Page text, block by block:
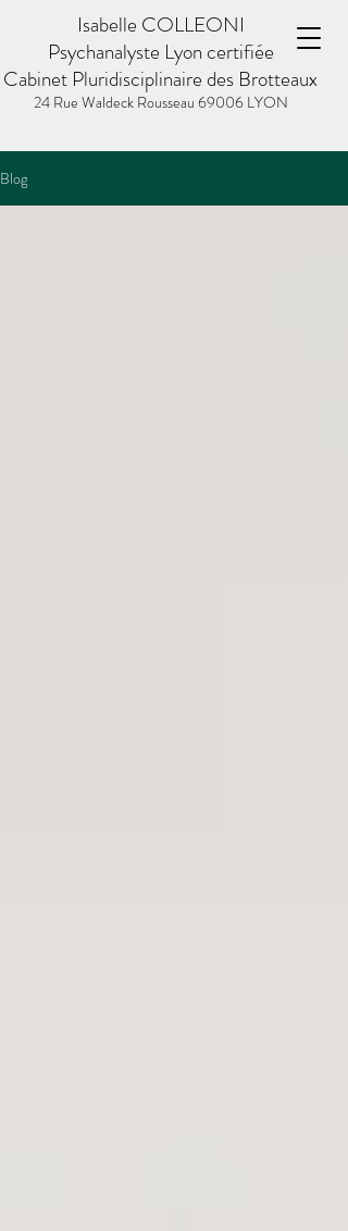
Isabelle COLLEONI
Psychanalyste Lyon certifiée
Cabinet Pluridisciplinaire des Brotteaux
24 Rue Waldeck Rousseau 69006 LYON
Blog